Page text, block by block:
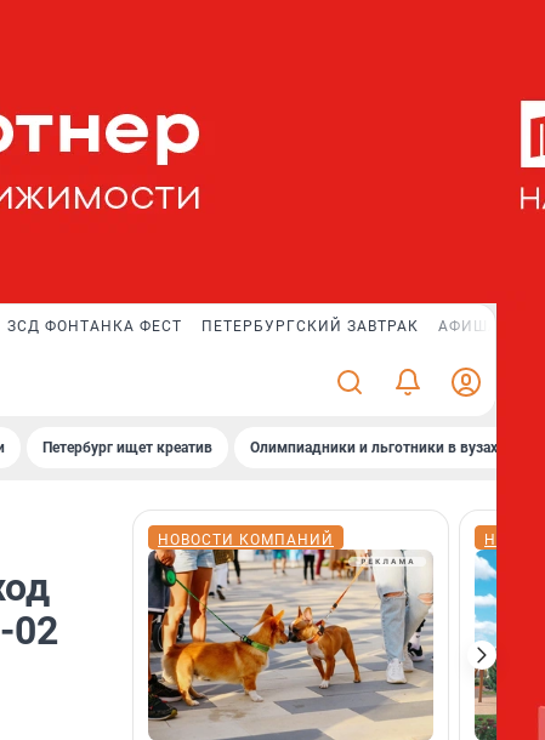
ЗСД ФОНТАНКА ФЕСТ ПЕТЕРБУРГСКИЙ ЗАВТРАК АФИША PLUS
Петербург ищет креатив Олимпиадники и льготники в вузах СПб
02
НОВОСТИ КОМПАНИЙ